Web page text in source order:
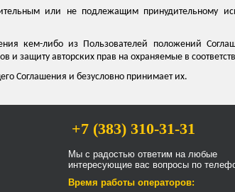
или не подлежащим принудительному
кем-либо из Пользователей положений
и защиту авторских прав на охраняемые в
Соглашения и безусловно принимает их.
+7 (383) 310-31-31
Мы с радостью ответим на любые
интересующие вас вопросы по
Время работы операторов: